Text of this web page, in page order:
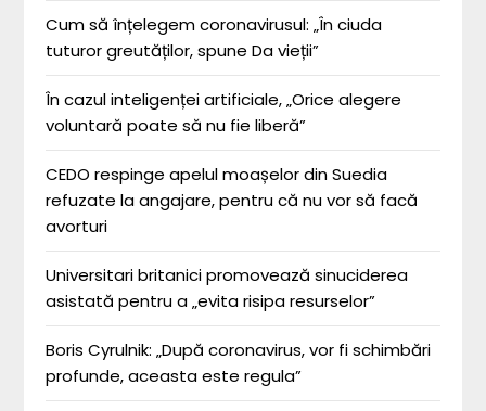
Cum să înțelegem coronavirusul: „În ciuda
tuturor greutăților, spune Da vieții”
În cazul inteligenței artificiale, „Orice alegere
voluntară poate să nu fie liberă”
CEDO respinge apelul moașelor din Suedia
refuzate la angajare, pentru că nu vor să facă
avorturi
Universitari britanici promovează sinuciderea
asistată pentru a „evita risipa resurselor”
Boris Cyrulnik: „După coronavirus, vor fi schimbări
profunde, aceasta este regula”